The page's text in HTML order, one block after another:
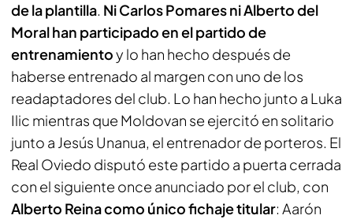
de la plantilla. Ni Carlos Pomares ni Alberto del
Moral han participado en el partido de
entrenamientoy lo han hecho después de
haberse entrenado al margen con uno de los
readaptadores del club. Lo han hecho junto a Luka
Ilic mientras que Moldovan se ejercitó en solitario
junto a Jesús Unanua, el entrenador de porteros. El
Real Oviedo disputó este partido a puerta cerrada
con el siguiente once anunciado por el club, con
Alberto Reina como único fichaje titular: Aarón